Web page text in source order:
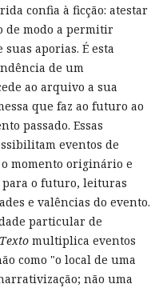
confia à ficção: atestar
de modo a permitir
aporias. É esta
de um
ao arquivo a sua
que faz ao futuro ao
passado. Essas
eventos de
momento originário e
para o futuro, leituras
e valências do evento.
particular de
multiplica eventos
como "o local de uma
não uma